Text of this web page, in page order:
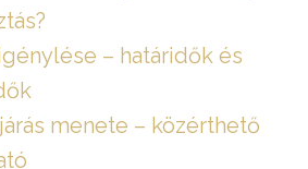
– határidők és
menete – közérthető